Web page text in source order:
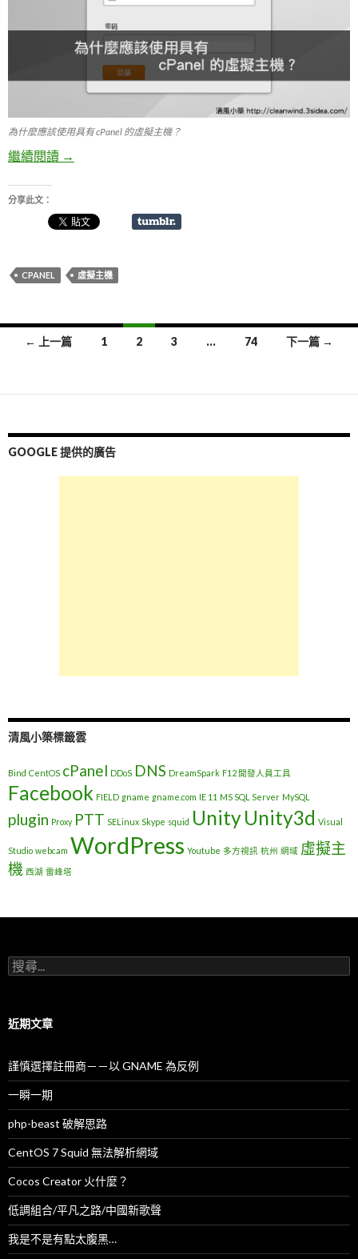
為什麼應該使用具有 cPanel 的虛擬主機？
繼續閱讀 為什麼應該使用具有 cPanel 的虛擬主機？
→
分享此文：
CPANEL 虛擬主機
章
覽
← 上一篇 1 2 3 ... 74 下一篇 →
GOOGLE 提供的廣告
清風小築標籤雲
Bind CentOS cPanel DDoS DNS DreamSpark F12 開發人員工具
Facebook FIELD gname gname.com IE 11 MS SQL Server MySQL
plugin Proxy PTT SELinux Skype squid UnityUnity3d Visual
Studio webcam WordPress Youtube 多方視訊 杭州 網域 虛擬主
機 西湖 雷峰塔
搜
尋
字
近期文章
謹慎選擇註冊商－－以 GNAME 為反例
一瞬一期
php-beast 破解思路
CentOS 7 Squid 無法解析網域
Cocos Creator 火什麼？
低調組合/平凡之路/中國新歌聲
我是不是有點太腹黑…